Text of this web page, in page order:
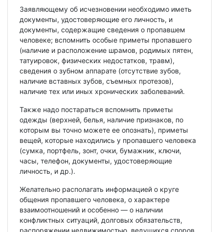
Заявляющему об исчезновении необходимо иметь
документы, удостоверяющие его личность, и
документы, содержащие сведения о пропавшем
человеке; вспомнить особые приметы пропавшего
(наличие и расположение шрамов, родимых пятен,
татуировок, физических недостатков, травм),
сведения о зубном аппарате (отсутствие зубов,
наличие вставных зубов, съемных протезов),
наличие тех или иных хронических заболеваний.
Также надо постараться вспомнить приметы
одежды (верхней, белья, наличие признаков, по
которым вы точно можете ее опознать), приметы
вещей, которые находились у пропавшего человека
(сумка, портфель, зонт, очки, бумажник, ключи,
часы, телефон, документы, удостоверяющие
личность, и др.).
Желательно располагать информацией о круге
общения пропавшего человека, о характере
взаимоотношений и особенно — о наличии
конфликтных ситуаций, долговых обязательств,